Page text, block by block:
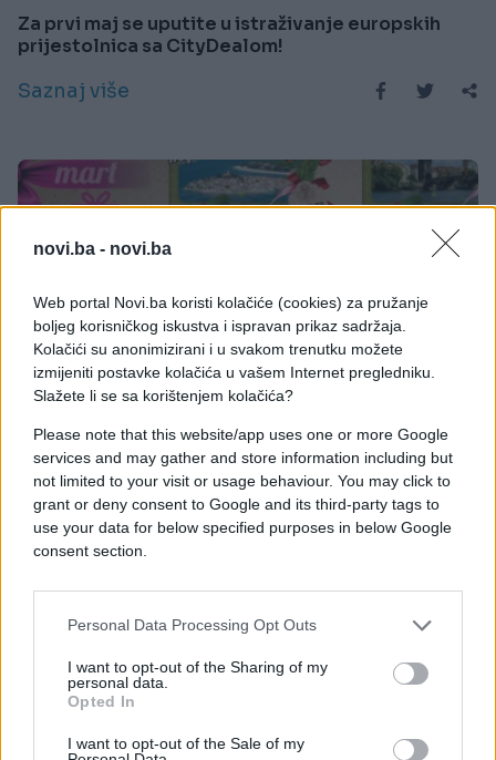
novi.ba - novi.ba
Web portal Novi.ba koristi kolačiće (cookies) za pružanje
boljeg korisničkog iskustva i ispravan prikaz sadržaja.
Kolačići su anonimizirani i u svakom trenutku možete
izmijeniti postavke kolačića u vašem Internet pregledniku.
Slažete li se sa korištenjem kolačića?
Please note that this website/app uses one or more Google
services and may gather and store information including but
not limited to your visit or usage behaviour. You may click to
grant or deny consent to Google and its third-party tags to
use your data for below specified purposes in below Google
consent section.
Personal Data Processing Opt Outs
I want to opt-out of the Sharing of my
personal data.
Opted In
I want to opt-out of the Sale of my
Za prvi maj se uputite u istraživanje europskih
prijestolnica sa CityDealom!
Saznaj više
KIOSK
24.01.18. 13:19
Iznenadite svoje dame sa fantastičnim
martovskim putovanjima zahvaljujući Biss Tours
Saznaj više